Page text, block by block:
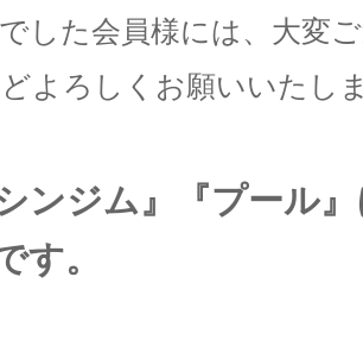
した会員様には、大変
よろしくお願いいたし
ンジム』『プール
す。